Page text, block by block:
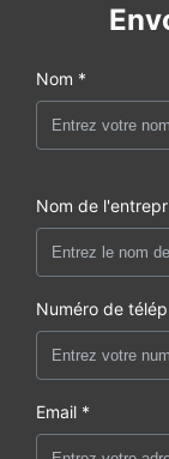
Nom *
Nom de
Numéro de
Email *